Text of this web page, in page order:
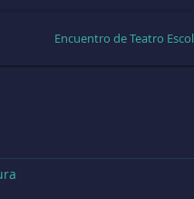
Encuentro de Teatro